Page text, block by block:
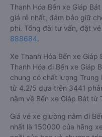
Thanh Hóa Bến xe Giáp
giá rẻ nhất, đảm bảo giữ
phí. Tổng đài tư vấn, đặt
888684.
Xe Thanh Hóa Bến xe
Thanh Hóa đi Bến xe Giáp
chung có chất lượng
từ 4.2/5 dựa trên 3441
nằm về Bến xe Giáp Bát từ
Giá vé xe giường nằm đi
nhất là 150000 của hãng